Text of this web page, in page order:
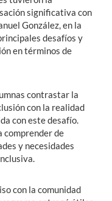
significativa con
González, en la
desafíos y
en términos de
contrastar la
con la realidad
con este desafío.
comprender de
y necesidades
con la comunidad